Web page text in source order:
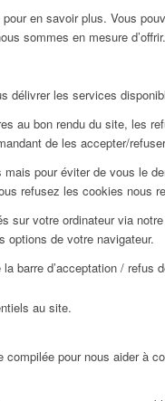
en savoir plus. Vous
sommes en mesure d’offrir.
délivrer les services
au bon rendu du site, les
de les accepter/
pour éviter de vous le
refusez les cookies nous
sur votre ordinateur via
options de votre navigateur.
barre d’acceptation /
au site.
pour nous aider à